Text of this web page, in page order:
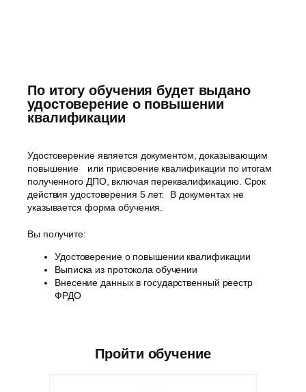
По итогу обучения будет выдано
удостоверение о повышении
квалификации
Удостоверение является документом, доказывающим
повышение или присвоение квалификации по итогам
полученного ДПО, включая переквалификацию. Срок
действия удостоверения 5 лет. В документах не
указывается форма обучения.
Вы получите:
Удостоверение о повышении квалификации
Выписка из протокола обучении
Внесение данных в государственный реестр
ФРДО
Пройти обучение